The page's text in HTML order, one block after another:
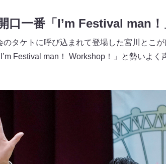
口一番「I’m Festival man！
タケトに呼び込まれて登場した宮川とこ
Festival man！ Workshop！」と勢いよ